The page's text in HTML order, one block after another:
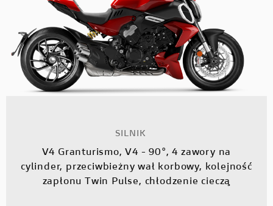
SILNIK
V4 Granturismo, V4 - 90°, 4 zawory na
cylinder, przeciwbieżny wał korbowy, kolejność
zapłonu Twin Pulse, chłodzenie cieczą